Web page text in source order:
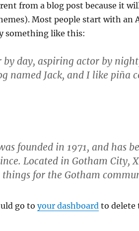
from a blog post because it
Most people start with an
something like this:
by day, aspiring actor by
named Jack, and I like piña
founded in 1971, and has
Located in Gotham City,
for the Gotham
go toyour dashboard to delete